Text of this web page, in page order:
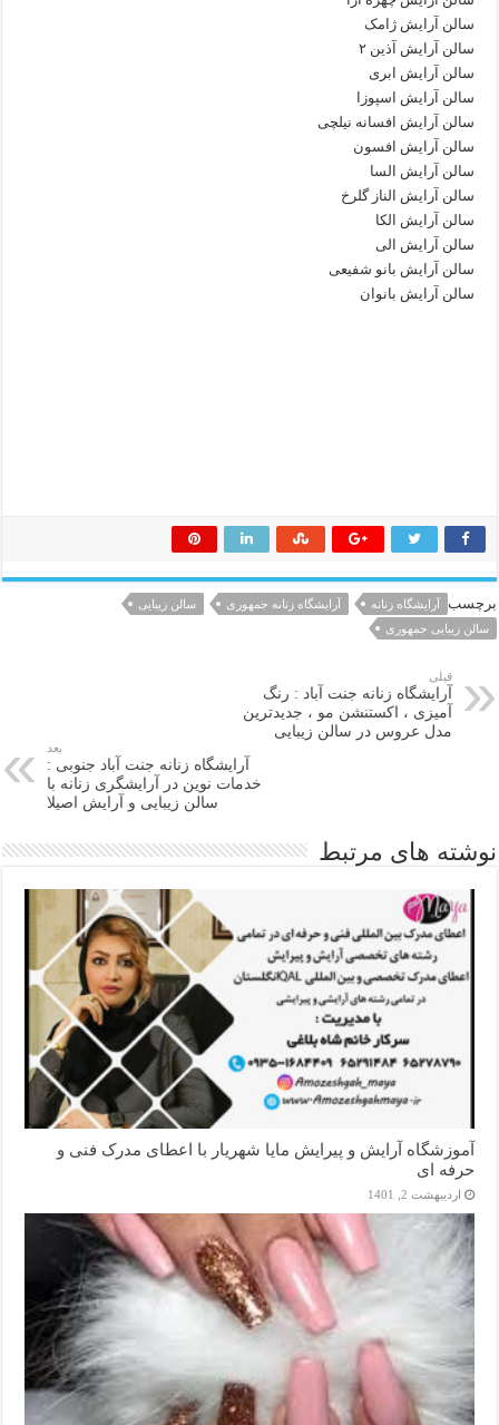
سالن آرایش ژامک
سالن آرایش آذین ۲
سالن آرایش ابری
سالن آرایش اسپوزا
سالن آرایش افسانه نیلچی
سالن آرایش افسون
سالن آرایش السا
سالن آرایش الناز گلرخ
سالن آرایش الکا
سالن آرایش الی
سالن آرایش بانو شفیعی
سالن آرایش بانوان
برچسب آرایشگاه زنانه آرایشگاه زنانه جمهوری
سالن زیبایی
سالن زیبایی جمهوری
قبلی
آرایشگاه زنانه جنت آباد : رنگ
آمیزی ، اکستنشن مو ، جدیدترین
مدل عروس در سالن زیبایی
بعد
آرایشگاه زنانه جنت آباد جنوبی :
خدمات نوین در آرایشگری زنانه با
سالن زیبایی و آرایش اصیلا
نوشته های مرتبط
آموزشگاه آرایش و پیرایش مایا شهریار با اعطای مدرک فنی و
حرفه ای
اردیبهشت 2, 1401